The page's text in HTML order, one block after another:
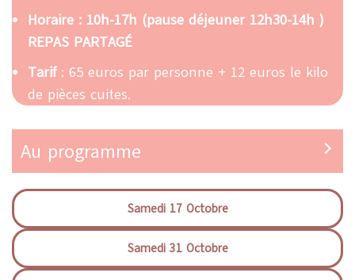
Horaire : 10h-17h (pause déjeuner 12h30-14h )
REPAS PARTAGÉ
Tarif: 65 euros par personne + 12 euros le kilo
de pièces cuites.
Au programme
Samedi 17 Octobre
Samedi 31 Octobre